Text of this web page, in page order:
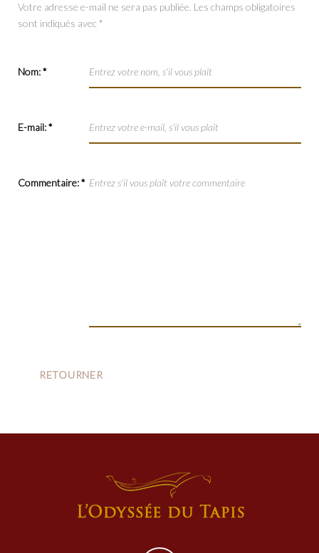
Votre adresse e-mail ne sera pas publiée. Les champs obligatoires
sont indiqués avec *
Nom:*
E-mail:*
Commentaire:*